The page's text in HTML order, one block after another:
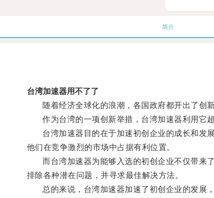
简介
台湾加速器用不了了
随着经济全球化的浪潮，各国政府都开出了创新
作为台湾的一项创新举措，台湾加速器利用它超
台湾加速器目的在于加速初创企业的成长和发展
他们在竞争激烈的市场中占据有利位置。
而台湾加速器为能够入选的初创企业不仅带来了
排除各种潜在问题，并寻求最佳解决方法。
总的来说，台湾加速器加速了初创企业的发展，